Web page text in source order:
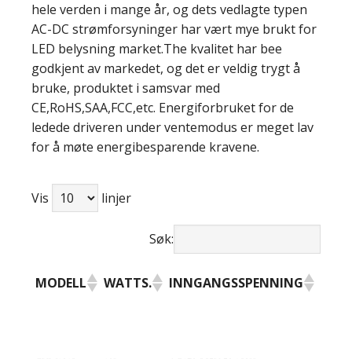
hele verden i mange år, og dets vedlagte typen
AC-DC strømforsyninger har vært mye brukt for
LED belysning market.The kvalitet har bee
godkjent av markedet, og det er veldig trygt å
bruke, produktet i samsvar med
CE,RoHS,SAA,FCC,etc. Energiforbruket for de
ledede driveren under ventemodus er meget lav
for å møte energibesparende kravene.
Vis linjer
Søk:
MODELL WATTS. INNGANGSSPENNING